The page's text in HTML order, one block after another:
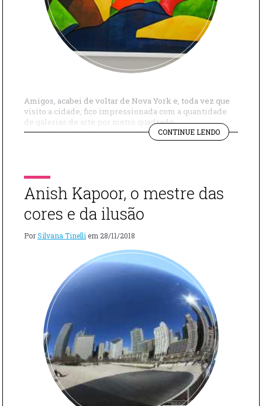
Amigos, acabei de voltar de Nova York e, toda vez que
visito a cidade, fico impressionada com a quantidade
de galerias de arte por metro quadrado,
principalmente no Chelsea. Para vocês terem ideia,
visitei em apenas uma manhã exposições
arte e vou falar aqui da minha […]
CONTINUE LENDO"A
INCRÍVEL
NO
Anish Kapoor, o mestre das
cores e da ilusão
PorSilvana Tinelli em 28/11/2018